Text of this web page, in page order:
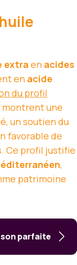
extra en acides
en acide
du profil
montrent une
un soutien du
favorable de
Ce profil justifie
,
patrimoine
parfaite